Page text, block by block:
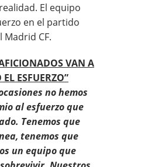
El equipo
en el partido
Madrid CF.
VAN A
ESFUERZO”
no hemos
al esfuerzo que
Tenemos que
tenemos que
un equipo que